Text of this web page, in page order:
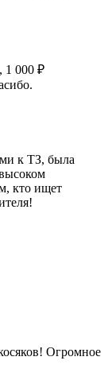
1 000 ₽
к ТЗ, была
кто ищет
Огромное